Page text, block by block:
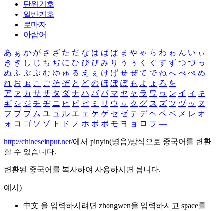
단위기호
일반기호
로마자
아랍어
あ ぁ か が さ ざ た だ な は ば ぱ ま や ゃ ら わ ゎ ん い ぃ
き ぎ し じ ち ぢ に ひ び ぴ み り う ぅ く ぐ す ず つ づ っ
ぬ ふ ぶ ぷ む ゆ ゅ る え ぇ け げ せ ぜ て で ね へ べ ぺ め
れ お ぉ こ ご そ ぞ と ど の ほ ぼ ぽ も よ ょ ろ を
ア ァ カ サ ザ タ ダ ナ ハ バ パ マ ヤ ャ ラ ワ ヮ ン イ ィ キ
ギ シ ジ チ ヂ ニ ヒ ビ ピ ミ リ ウ ゥ ク グ ス ズ ツ ヅ ッ ヌ
フ ブ プ ム ユ ュ ル エ ェ ケ ゲ セ ゼ テ デ ヘ ベ ペ メ レ オ
ォ コ ゴ ソ ゾ ト ド ノ ホ ボ ポ モ ヨ ョ ロ ヲ ―
http://chineseinput.net/에서 pinyin(병음)방식으로 중국어를 변환
할 수 있습니다.
변환된 중국어를 복사하여 사용하시면 됩니다.
예시)
中文 을 입력하시려면 zhongwen을 입력하시고 space를